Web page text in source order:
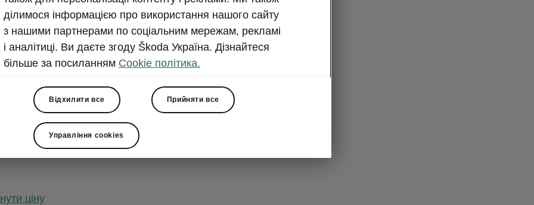
Essence Plus
консоль
роз’єми для даних USB типу C і роз’єми для заряджання з
ефективністю заряджання
керування підігрівом передніх сидінь
ціну
ділимося інформацією про використання нашого сайту
з нашими партнерами по соціальним мережам, рекламі
і аналітиці. Ви даєте згоду Škoda Україна. Дізнайтеся
більше за посиланням Cookie політика.
Відхилити все Прийняти все
Управління cookies